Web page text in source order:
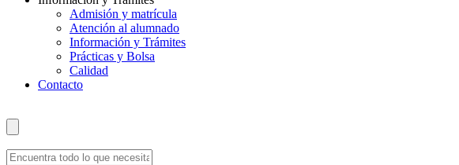
Admisión y matrícula
Atención al alumnado
Información y Trámites
Prácticas y Bolsa
Calidad
Contacto